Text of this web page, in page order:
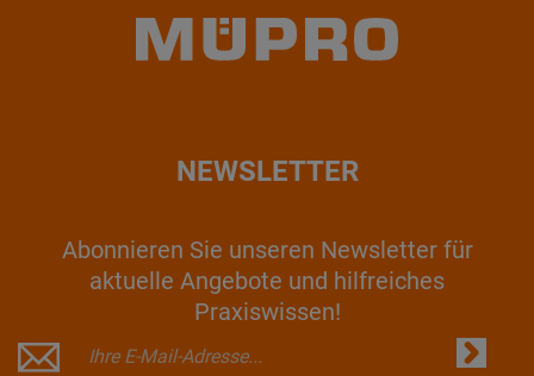
NEWSLETTER
Abonnieren Sie unseren Newsletter für
aktuelle Angebote und hilfreiches
Praxiswissen!